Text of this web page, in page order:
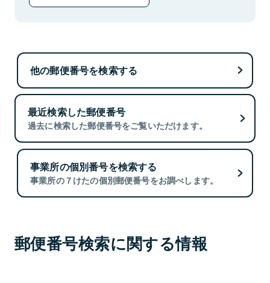
他の郵便番号を検索する
最近検索した郵便番号
過去に検索した郵便番号をご覧いただけます。
事業所の個別番号を検索する
事業所の７けたの個別郵便番号をお調べします。
郵便番号検索に関する情報